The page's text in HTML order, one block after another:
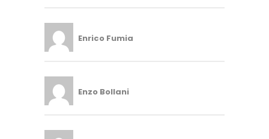
Enrico Fumia
Enzo Bollani